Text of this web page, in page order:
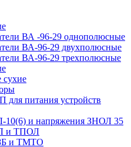
ВА -96-29 однополюсные
ВА-96-29 двухполюсные
ВА-96-29 трехполюсные
сухие
питания устройств
10(6) и напряжения ЗНОЛ 35
и ТПОЛ
и ТМТО